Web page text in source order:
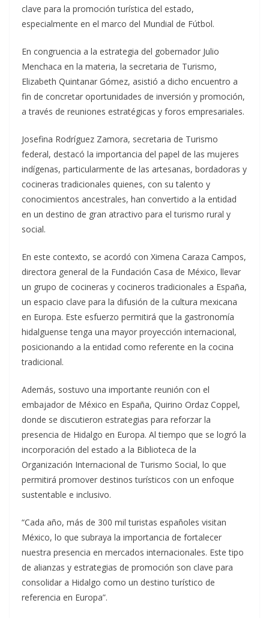
clave para la promoción turística del estado,
especialmente en el marco del Mundial de Fútbol.
En congruencia a la estrategia del gobernador Julio
Menchaca en la materia, la secretaria de Turismo,
Elizabeth Quintanar Gómez, asistió a dicho encuentro a
fin de concretar oportunidades de inversión y promoción,
a través de reuniones estratégicas y foros empresariales.
Josefina Rodríguez Zamora, secretaria de Turismo
federal, destacó la importancia del papel de las mujeres
indígenas, particularmente de las artesanas, bordadoras y
cocineras tradicionales quienes, con su talento y
conocimientos ancestrales, han convertido a la entidad
en un destino de gran atractivo para el turismo rural y
social.
En este contexto, se acordó con Ximena Caraza Campos,
directora general de la Fundación Casa de México, llevar
un grupo de cocineras y cocineros tradicionales a España,
un espacio clave para la difusión de la cultura mexicana
en Europa. Este esfuerzo permitirá que la gastronomía
hidalguense tenga una mayor proyección internacional,
posicionando a la entidad como referente en la cocina
tradicional.
Además, sostuvo una importante reunión con el
embajador de México en España, Quirino Ordaz Coppel,
donde se discutieron estrategias para reforzar la
presencia de Hidalgo en Europa. Al tiempo que se logró la
incorporación del estado a la Biblioteca de la
Organización Internacional de Turismo Social, lo que
permitirá promover destinos turísticos con un enfoque
sustentable e inclusivo.
“Cada año, más de 300 mil turistas españoles visitan
México, lo que subraya la importancia de fortalecer
nuestra presencia en mercados internacionales. Este tipo
de alianzas y estrategias de promoción son clave para
consolidar a Hidalgo como un destino turístico de
referencia en Europa”.